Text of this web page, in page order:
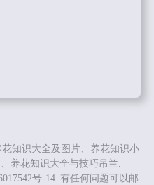
知识大全及图片、养花知识小
养花知识大全与技巧吊兰.
号-14 |有任何问题可以邮